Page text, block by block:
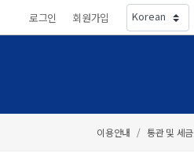
로그인 회원가입
이용안내 통관및세금